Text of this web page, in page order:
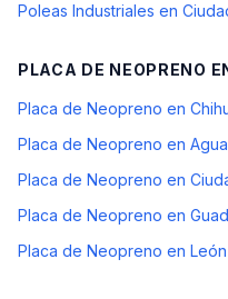
Poleas Industriales en
PLACA DE NEOPRENO
Placa de Neopreno en
Placa de Neopreno en
Placa de Neopreno en
Placa de Neopreno en
Placa de Neopreno en León